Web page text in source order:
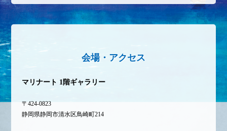
会場・アクセス
マリナート 1階ギャラリー
〒424-0823
静岡県静岡市清水区鳥崎町214